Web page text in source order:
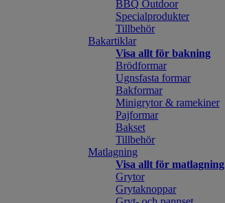
BBQ Outdoor
Specialprodukter
Tillbehör
Bakartiklar
Visa allt för bakning
Brödformar
Ugnsfasta formar
Bakformar
Minigrytor & ramekiner
Pajformar
Bakset
Tillbehör
Matlagning
Visa allt för matlagning
Grytor
Grytaknoppar